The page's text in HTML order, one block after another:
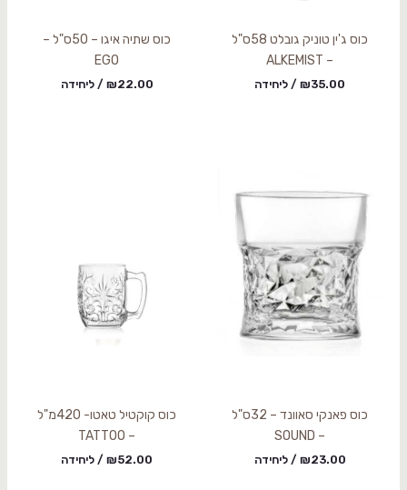
כוס ג'ין טוניק גובלט 58ס"ל
– ALKEMIST
₪35.00 / ליחידה
כוס שתיה איגו – 50ס"ל –
EGO
₪22.00 / ליחידה
כוס פאנקי סאוונד – 32ס"ל
– SOUND
₪23.00 / ליחידה
כוס קוקטיל טאטו- 420מ"ל
– TATTOO
₪52.00 / ליחידה